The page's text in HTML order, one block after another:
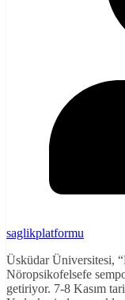
saglikplatformu
Üsküdar Üniversitesi,
Nöropsikofelsefe
getiriyor. 7-8 Kasım